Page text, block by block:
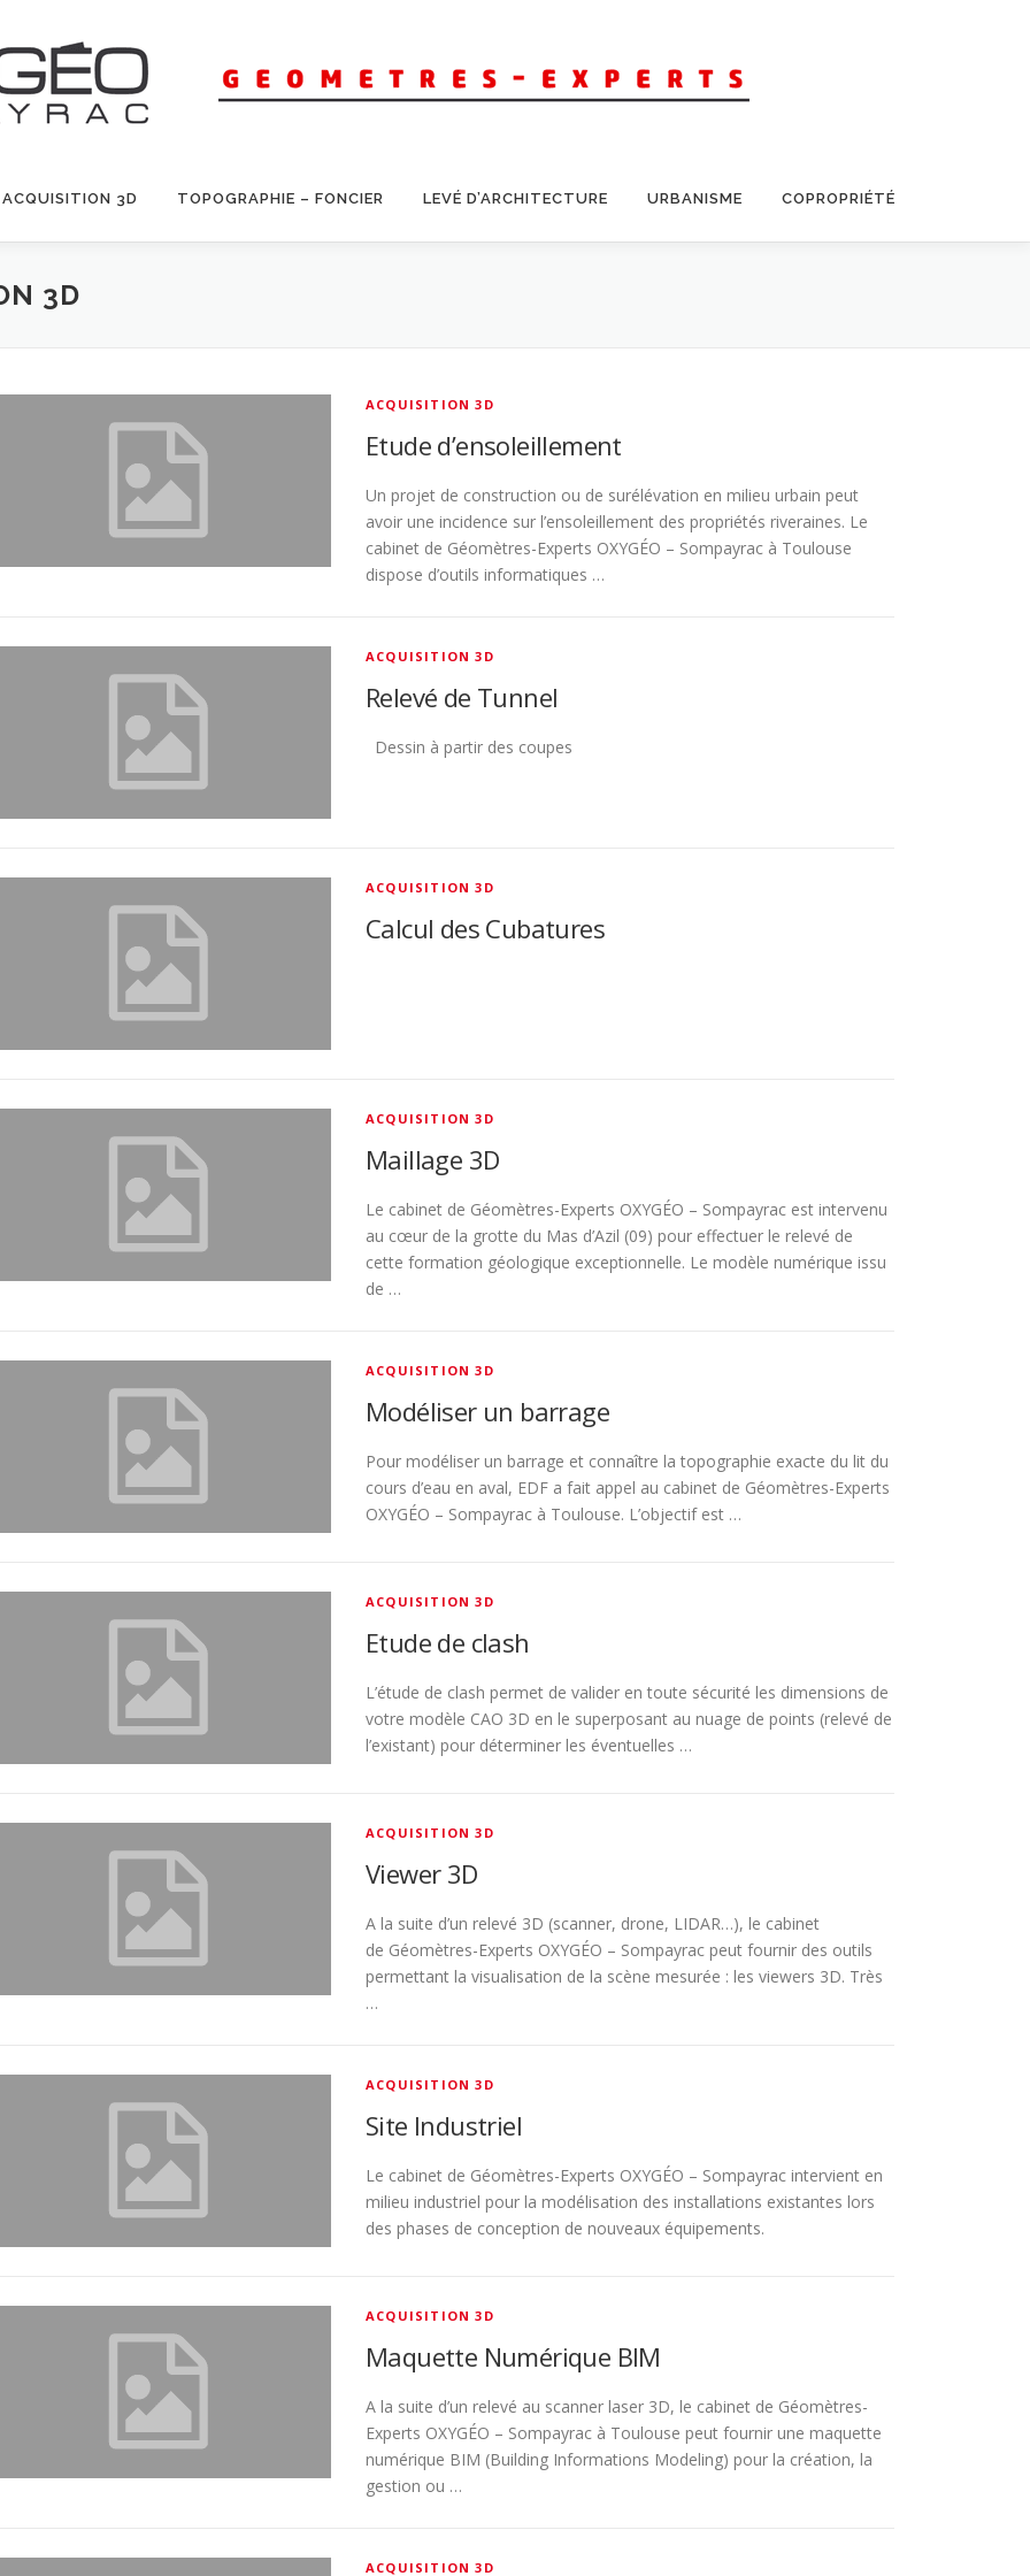
ACQUISITION 3D TOPOGRAPHIE – FONCIER LEVÉ D’ARCHITECTURE URBANISME COPROPRIÉTÉ
3D
ACQUISITION 3D
Etude d’ensoleillement
Un projet de construction ou de surélévation en milieu urbain peut
avoir une incidence sur l’ensoleillement des propriétés riveraines. Le
cabinet de Géomètres-Experts OXYGÉO – Sompayrac à Toulouse
dispose d’outils informatiques …
ACQUISITION 3D
Relevé de Tunnel
Dessin à partir des coupes
ACQUISITION 3D
Calcul des Cubatures
ACQUISITION 3D
Maillage 3D
Le cabinet de Géomètres-Experts OXYGÉO – Sompayrac est intervenu
au cœur de la grotte du Mas d’Azil (09) pour effectuer le relevé de
cette formation géologique exceptionnelle. Le modèle numérique issu
de …
ACQUISITION 3D
Modéliser un barrage
Pour modéliser un barrage et connaître la topographie exacte du lit du
cours d’eau en aval, EDF a fait appel au cabinet de Géomètres-Experts
OXYGÉO – Sompayrac à Toulouse. L’objectif est …
ACQUISITION 3D
Etude de clash
L’étude de clash permet de valider en toute sécurité les dimensions de
votre modèle CAO 3D en le superposant au nuage de points (relevé de
l’existant) pour déterminer les éventuelles …
ACQUISITION 3D
Viewer 3D
A la suite d’un relevé 3D (scanner, drone, LIDAR…), le cabinet
de Géomètres-Experts OXYGÉO – Sompayrac peut fournir des outils
permettant la visualisation de la scène mesurée : les viewers 3D. Très
…
ACQUISITION 3D
Site Industriel
Le cabinet de Géomètres-Experts OXYGÉO – Sompayrac intervient en
milieu industriel pour la modélisation des installations existantes lors
des phases de conception de nouveaux équipements.
ACQUISITION 3D
Maquette Numérique BIM
A la suite d’un relevé au scanner laser 3D, le cabinet de Géomètres-
Experts OXYGÉO – Sompayrac à Toulouse peut fournir une maquette
numérique BIM (Building Informations Modeling) pour la création, la
gestion ou …
ACQUISITION 3D